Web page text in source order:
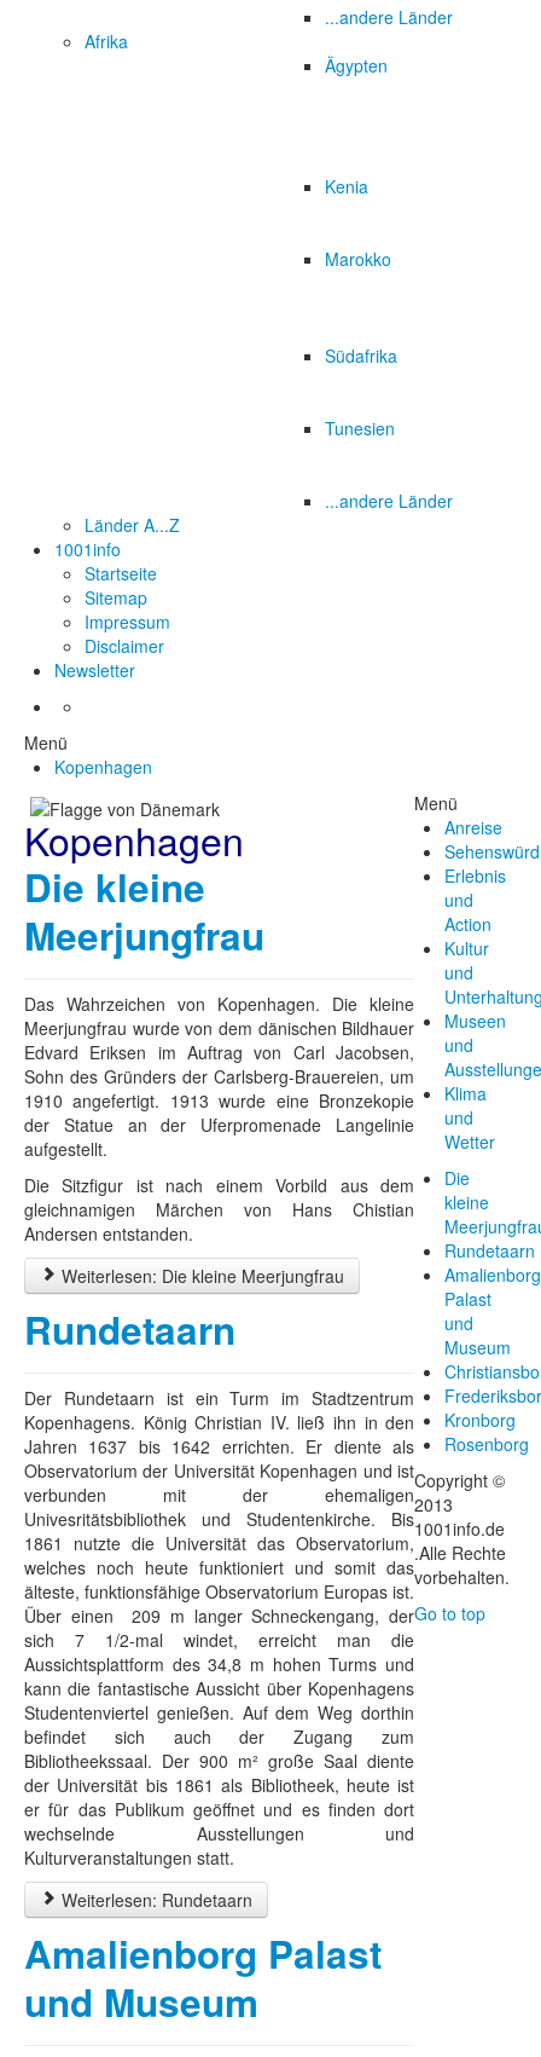
...andere Länder
Afrika
Ägypten
Kenia
Marokko
Südafrika
Tunesien
...andere Länder
Länder A...Z
1001info
Startseite
Sitemap
Impressum
Disclaimer
Newsletter
Menü
Kopenhagen
Kopenhagen
Die kleine
Meerjungfrau
Das Wahrzeichen von Kopenhagen. Die kleine
Meerjungfrau wurde von dem dänischen Bildhauer
Edvard Eriksen im Auftrag von Carl Jacobsen,
Sohn des Gründers der Carlsberg-Brauereien, um
1910 angefertigt. 1913 wurde eine Bronzekopie
der Statue an der Uferpromenade Langelinie
aufgestellt.
Die Sitzfigur ist nach einem Vorbild aus dem
gleichnamigen Märchen von Hans Chistian
Andersen entstanden.
Weiterlesen: Die kleine Meerjungfrau
Rundetaarn
Der Rundetaarn ist ein Turm im Stadtzentrum
Kopenhagens. König Christian IV. ließ ihn in den
Jahren 1637 bis 1642 errichten. Er diente als
Observatorium der Universität Kopenhagen und ist
verbunden mit der ehemaligen
Univesritätsbibliothek und Studentenkirche. Bis
1861 nutzte die Universität das Observatorium,
welches noch heute funktioniert und somit das
älteste, funktionsfähige Observatorium Europas ist.
Über einen 209 m langer Schneckengang, der
sich 7 1/2-mal windet, erreicht man die
Aussichtsplattform des 34,8 m hohen Turms und
kann die fantastische Aussicht über Kopenhagens
Studentenviertel genießen. Auf dem Weg dorthin
befindet sich auch der Zugang zum
Bibliotheekssaal. Der 900 m² große Saal diente
der Universität bis 1861 als Bibliotheek, heute ist
er für das Publikum geöffnet und es finden dort
wechselnde Ausstellungen und
Kulturveranstaltungen statt.
Weiterlesen: Rundetaarn
Amalienborg Palast
und Museum
Menü
Anreise
Erlebnis
und
Action
Kultur
und
Museen
und
Klima
und
Wetter
Die
kleine
Rundetaarn
Amalienborg
Palast
und
Museum
Kronborg
Rosenborg
Copyright ©
2013
1001info.de
.Alle Rechte
vorbehalten.
Go to top